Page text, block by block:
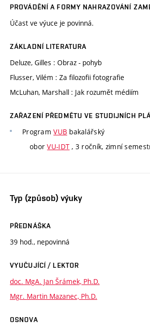
PROVÁDĚNÍ A FORMY NAHRAZOVÁNÍ
Účast ve výuce je povinná.
ZÁKLADNÍ LITERATURA
Deluze, Gilles : Obraz - pohyb
Flusser, Vilém : Za filozofii fotografie
McLuhan, Marshall : Jak rozumět médiím
ZAŘAZENÍ PŘEDMĚTU VE STUDIJNÍCH
ProgramVUB bakalářský
oborVU-IDT , 3 ročník, zimní
Typ (způsob) výuky
PŘEDNÁŠKA
39 hod., nepovinná
VYUČUJÍCÍ / LEKTOR
doc. MgA. Jan Šrámek, Ph.D.
Mgr. Martin Mazanec, Ph.D.
OSNOVA